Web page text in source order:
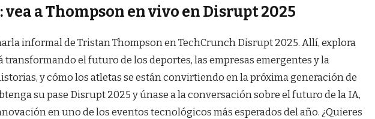
a Thompson en vivo en Disrupt 2025
informal de Tristan Thompson en TechCrunch Disrupt 2025. Allí, explora
transformando el futuro de los deportes, las empresas emergentes y la
y cómo los atletas se están convirtiendo en la próxima generación de
su pase Disrupt 2025 y únase a la conversación sobre el futuro de la IA,
en uno de los eventos tecnológicos más esperados del año. ¿Quieres